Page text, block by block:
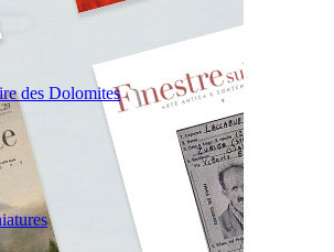
des Dolomites